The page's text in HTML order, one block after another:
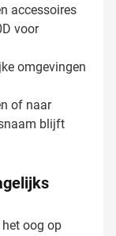
accessoires
voor
omgevingen
of naar
blijft
oog op